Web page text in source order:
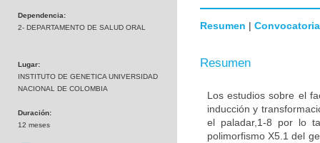
Dependencia:
2- DEPARTAMENTO DE SALUD ORAL
Lugar:
INSTITUTO DE GENETICA UNIVERSIDAD
NACIONAL DE COLOMBIA
Duración:
12 meses
Resumen | Convocatoria
Resumen
Los estudios sobre el
inducción y
el paladar,1-8 por lo
polimorfismo X5.1 del